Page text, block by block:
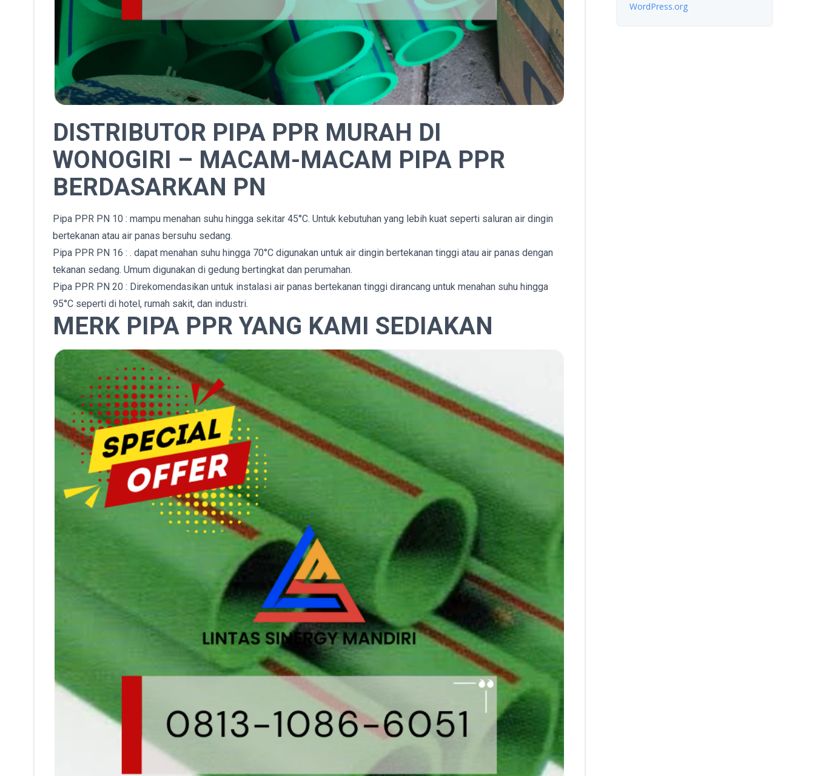
DISTRIBUTOR PIPA PPR MURAH DI
WONOGIRI – MACAM-MACAM PIPA PPR
BERDASARKAN PN
Pipa PPR PN 10 : mampu menahan suhu hingga sekitar 45°C. Untuk kebutuhan yang lebih kuat seperti saluran air dingin
bertekanan atau air panas bersuhu sedang.
Pipa PPR PN 16 : . dapat menahan suhu hingga 70°C digunakan untuk air dingin bertekanan tinggi atau air panas dengan
tekanan sedang. Umum digunakan di gedung bertingkat dan perumahan.
Pipa PPR PN 20 : Direkomendasikan untuk instalasi air panas bertekanan tinggi dirancang untuk menahan suhu hingga
95°C seperti di hotel, rumah sakit, dan industri.
MERK PIPA PPR YANG KAMI SEDIAKAN
WordPress.org